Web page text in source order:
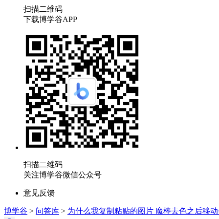
扫描二维码
下载博学谷APP
扫描二维码
关注博学谷微信公众号
意见反馈
博学谷 > 问答库 > 为什么我复制粘贴的图片 魔棒去色之后移